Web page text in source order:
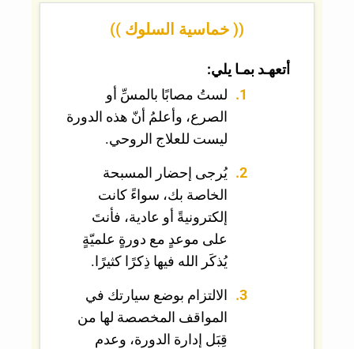
(( خماسية السلوك ))
أتعهـد بمـا يلي:
لستُ مصابًا بالمسِّ أو
الصرع، وأعلمُ أنّ هذه الدورة
ليست للعلاج الروحي.
يُرجى إحضار المسبحة
الخاصة بك، سواءً كانت
إلكترونيةً أو عادية، فأنتَ
على موعدٍ مع دورةٍ علميّةٍ
يُذكَر الله فيها ذِكرًا كثيرًا.
الالتزام بوضع سيارتك في
المواقف المخصصة لها من
قِبَل إدارة الدورة، وعدم